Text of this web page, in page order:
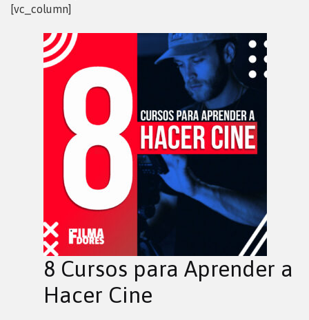
[vc_column]
8 Cursos para Aprender a
Hacer Cine